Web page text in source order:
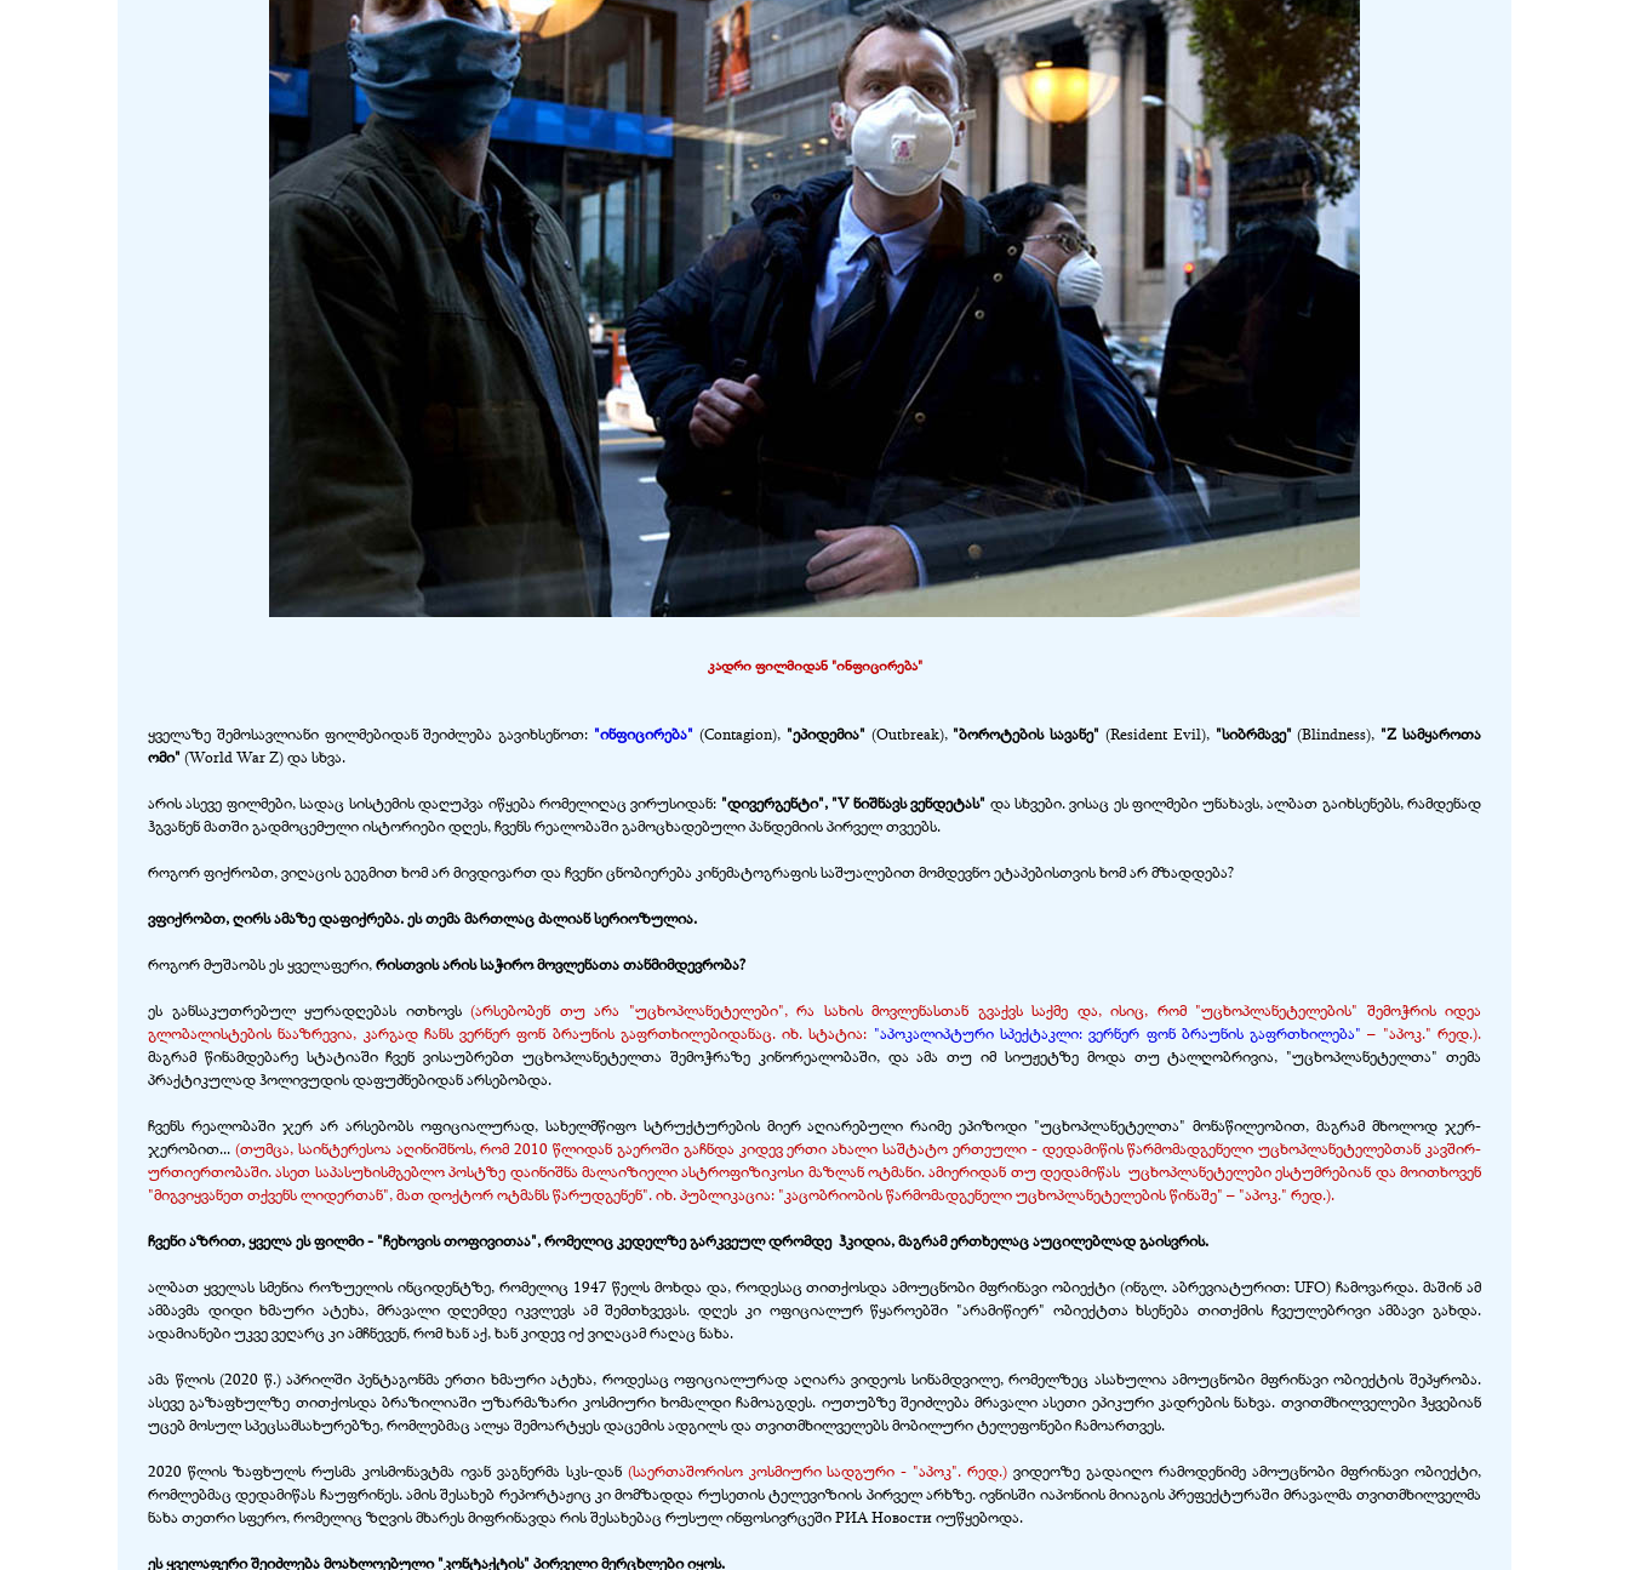
კადრი ფილმიდან "ინფიცირება"
ყველაზე შემოსავლიანი ფილმებიდან შეიძლება გავიხსენოთ: "ინფიცირება" (Contagion), "ეპიდემია" (Outbreak), "ბოროტების სავანე" (Resident Evil), "სიბრმავე" (Blindness), "Z სამყაროთა
ომი" (World War Z) და სხვა.
არის ასევე ფილმები, სადაც სისტემის დაღუპვა იწყება რომელიღაც ვირუსიდან: "დივერგენტი", "V ნიშნავს ვენდეტას" და სხვები.ვისაც ეს ფილმები უნახავს, ალბათ გაიხსენებს, რამდენად
ჰგვანენ მათში გადმოცემული ისტორიები დღეს, ჩვენს რეალობაში გამოცხადებული პანდემიის პირველ თვეებს.
როგორ ფიქრობთ, ვიღაცის გეგმით ხომ არ მივდივართ და ჩვენი ცნობიერება კინემატოგრაფის საშუალებით მომდევნო ეტაპებისთვის ხომ არ მზადდება?
ვფიქრობთ, ღირს ამაზე დაფიქრება. ეს თემა მართლაც ძალიან სერიოზულია.
როგორ მუშაობს ეს ყველაფერი,რისთვის არის საჭირო მოვლენათა თანმიმდევრობა?
ეს განსაკუთრებულ ყურადღებას ითხოვს (არსებობენ თუ არა "უცხოპლანეტელები", რა სახის მოვლენასთან გვაქვს საქმე და, ისიც, რომ "უცხოპლანეტელების" შემოჭრის იდეა
გლობალისტების ნააზრევია, კარგად ჩანს ვერნერ ფონ ბრაუნის გაფრთხილებიდანაც. იხ. სტატია: "აპოკალიპტური სპექტაკლი: ვერნერ ფონ ბრაუნის გაფრთხილება" – "აპოკ." რედ.).
მაგრამ წინამდებარე სტატიაში ჩვენ ვისაუბრებთ უცხოპლანეტელთა შემოჭრაზე კინორეალობაში, და ამა თუ იმ სიუჟეტზე მოდა თუ ტალღობრივია, "უცხოპლანეტელთა" თემა
პრაქტიკულად ჰოლივუდის დაფუძნებიდან არსებობდა.
ჩვენს რეალობაში ჯერ არ არსებობს ოფიციალურად, სახელმწიფო სტრუქტურების მიერ აღიარებული რაიმე ეპიზოდი "უცხოპლანეტელთა" მონაწილეობით, მაგრამ მხოლოდ ჯერ-
ჯერობით... (თუმცა, საინტერესოა აღინიშნოს, რომ 2010 წლიდან გაეროში გაჩნდა კიდევ ერთი ახალი საშტატო ერთეული - დედამიწის წარმომადგენელი უცხოპლანეტელებთან კავშირ-
ურთიერთობაში. ასეთ საპასუხისმგებლო პოსტზე დაინიშნა მალაიზიელი ასტროფიზიკოსი მაზლან ოტმანი. ამიერიდან თუ დედამიწას უცხოპლანეტელები ესტუმრებიან და მოითხოვენ
"მიგვიყვანეთ თქვენს ლიდერთან", მათ დოქტორ ოტმანს წარუდგენენ". იხ. პუბლიკაცია: "კაცობრიობის წარმომადგენელი უცხოპლანეტელების წინაშე" – "აპოკ." რედ.).
ჩვენი აზრით, ყველა ეს ფილმი - "ჩეხოვის თოფივითაა", რომელიც კედელზე გარკვეულ დრომდე ჰკიდია, მაგრამ ერთხელაც აუცილებლად გაისვრის.
ალბათ ყველას სმენია როზუელის ინციდენტზე, რომელიც 1947 წელს მოხდა და, როდესაც თითქოსდა ამოუცნობი მფრინავი ობიექტი (ინგლ. აბრევიატურით: UFO) ჩამოვარდა. მაშინ ამ
ამბავმა დიდი ხმაური ატეხა, მრავალი დღემდე იკვლევს ამ შემთხვევას. დღეს კი ოფიციალურ წყაროებში "არამიწიერ" ობიექტთა ხსენება თითქმის ჩვეულებრივი ამბავი გახდა.
ადამიანები უკვე ვეღარც კი ამჩნევენ, რომ ხან აქ, ხან კიდევ იქ ვიღაცამ რაღაც ნახა.
ამა წლის (2020 წ.) აპრილში პენტაგონმა ერთი ხმაური ატეხა, როდესაც ოფიციალურად აღიარა ვიდეოს სინამდვილე, რომელზეც ასახულია ამოუცნობი მფრინავი ობიექტის შეპყრობა.
ასევე გაზაფხულზე თითქოსდა ბრაზილიაში უზარმაზარი კოსმიური ხომალდი ჩამოაგდეს. იუთუბზე შეიძლება მრავალი ასეთი ეპიკური კადრების ნახვა. თვითმხილველები ჰყვებიან
უცებ მოსულ სპეცსამსახურებზე, რომლებმაც ალყა შემოარტყეს დაცემის ადგილს და თვითმხილველებს მობილური ტელეფონები ჩამოართვეს.
2020 წლის ზაფხულს რუსმა კოსმონავტმა ივან ვაგნერმა სკს-დან (საერთაშორისო კოსმიური სადგური - "აპოკ". რედ.) ვიდეოზე გადაიღო რამოდენიმე ამოუცნობი მფრინავი ობიექტი,
რომლებმაც დედამიწას ჩაუფრინეს. ამის შესახებ რეპორტაჟიც კი მომზადდა რუსეთის ტელევიზიის პირველ არხზე. ივნისში იაპონიის მიიაგის პრეფექტურაში მრავალმა თვითმხილველმა
ნახა თეთრი სფერო, რომელიც ზღვის მხარეს მიფრინავდა რის შესახებაც რუსულ ინფოსივრცეში РИА Новостиიუწყებოდა.
ეს ყველაფერი შეიძლება მოახლოებული "კონტაქტის" პირველი მერცხლები იყოს.